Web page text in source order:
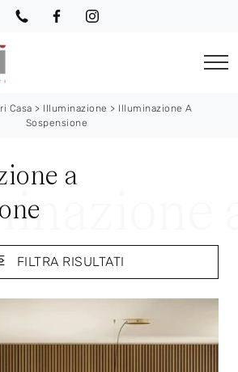
Casa > Illuminazione > Illuminazione A
Sospensione
a
FILTRA RISULTATI